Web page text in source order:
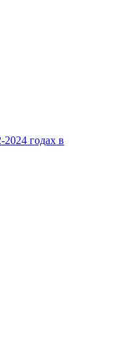
годах в